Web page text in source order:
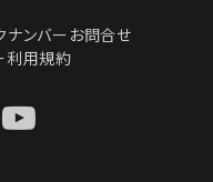
ナンバー お問合せ
利用規約